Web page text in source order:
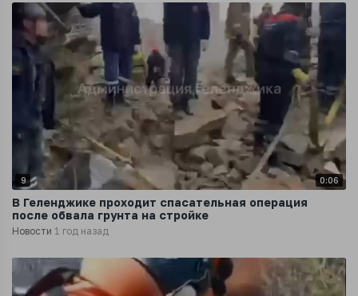
9 0:06
В Геленджике проходит спасательная операция
после обвала грунта на стройке
Новости 1 год назад